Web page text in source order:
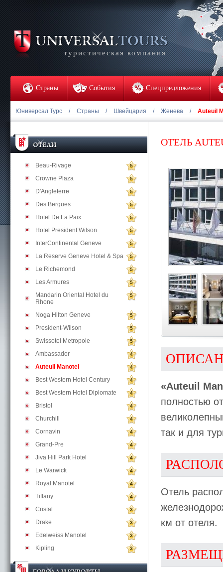
туристическая компания
Страны События Спецпредложения
Юниверсал Турс / Страны / Швейцария / Женева / Auteuil
Beau-Rivage 5
Crowne Plaza 5
D'Angleterre 5
Des Bergues 5
Hotel De La Paix 5
Hotel President Wilson 5
InterContinental Geneve 5
La Reserve Geneve Hotel & Spa 5
Le Richemond 5
Les Armures 5
Mandarin Oriental Hotel du
Rhone
5
Noga Hilton Geneve 5
President-Wilson 5
Swissotel Metropole 5
Ambassador 4
Auteuil Manotel 4
Best Western Hotel Century 4
Best Western Hotel Diplomate 4
Bristol 4
Churchill 4
Cornavin 4
Grand-Pre 4
Jiva Hill Park Hotel 4
Le Warwick 4
Royal Manotel 4
Tiffany 4
Cristal 3
Drake 3
Edelweiss Manotel 3
Kipling 3
ОТЕЛЬ
«Auteuil
полностью
так и для
Отель
км от отеля.